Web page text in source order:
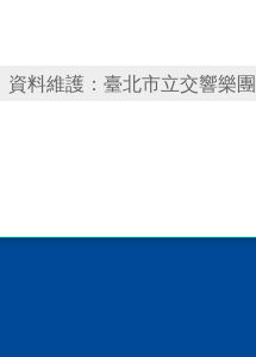
資料維護：臺北市立交響樂團